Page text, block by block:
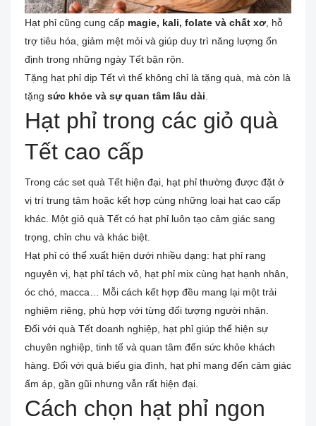
Hạt phỉ cũng cung cấp magie, kali, folate và chất xơ, hỗ
trợ tiêu hóa, giảm mệt mỏi và giúp duy trì năng lượng ổn
định trong những ngày Tết bận rộn.
Tặng hạt phỉ dịp Tết vì thế không chỉ là tặng quà, mà còn là
tặng sức khỏe và sự quan tâm lâu dài.
Hạt phỉ trong các giỏ quà
Tết cao cấp
Trong các set quà Tết hiện đại, hạt phỉ thường được đặt ở
vị trí trung tâm hoặc kết hợp cùng những loại hạt cao cấp
khác. Một giỏ quà Tết có hạt phỉ luôn tạo cảm giác sang
trọng, chỉn chu và khác biệt.
Hạt phỉ có thể xuất hiện dưới nhiều dạng: hạt phỉ rang
nguyên vị, hạt phỉ tách vỏ, hạt phỉ mix cùng hạt hạnh nhân,
óc chó, macca… Mỗi cách kết hợp đều mang lại một trải
nghiệm riêng, phù hợp với từng đối tượng người nhận.
Đối với quà Tết doanh nghiệp, hạt phỉ giúp thể hiện sự
chuyên nghiệp, tinh tế và quan tâm đến sức khỏe khách
hàng. Đối với quà biếu gia đình, hạt phỉ mang đến cảm giác
ấm áp, gần gũi nhưng vẫn rất hiện đại.
Cách chọn hạt phỉ ngon